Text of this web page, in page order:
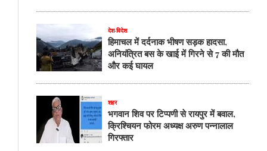
देश-विदेश
हिमाचल में दर्दनाक भीषण सड़क हादसा,
अनियंत्रित बस के खाई में गिरने से 7 की मौत
और कई घायल
शहर
भगवान शिव पर टिप्पणी से रायपुर में बवाल,
क्रिश्चियन फोरम अध्यक्ष अरुण पन्नालाल
गिरफ्तार